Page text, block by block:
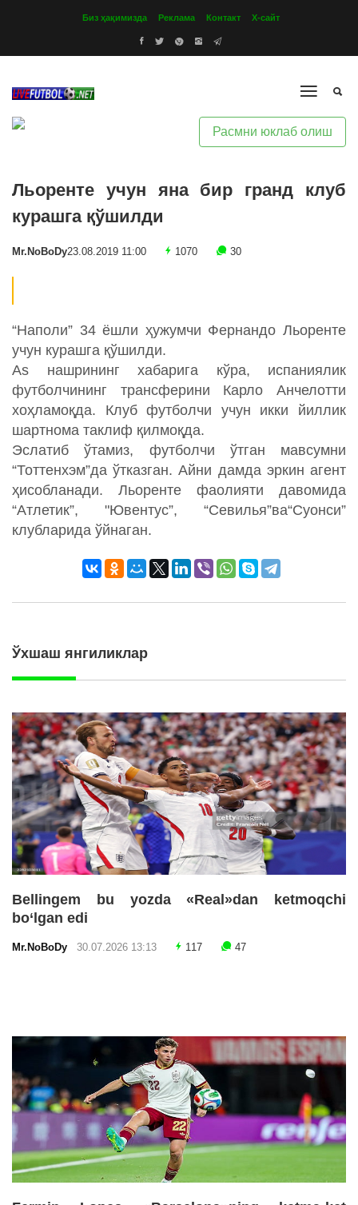
Биз ҳақимизда Реклама Контакт Х-сайт
Расмни юклаб олиш
Льоренте учун яна бир гранд клуб
курашга қўшилди
Mr.NoBoDy23.08.2019 11:00 1070 30
“Наполи” 34 ёшли ҳужумчи Фернандо Льоренте
учун курашга қўшилди.
As нашрининг хабарига кўра, испаниялик
футболчининг трансферини Карло Анчелотти
хоҳламоқда. Клуб футболчи учун икки йиллик
шартнома таклиф қилмоқда.
Эслатиб ўтамиз, футболчи ўтган мавсумни
“Тоттенхэм”да ўтказган. Айни дамда эркин агент
ҳисобланади. Льоренте фаолияти давомида
“Атлетик”, "Ювентус”, “Севилья”ва“Суонси”
клубларида ўйнаган.
Ўхшаш янгиликлар
Bellingem bu yozda «Real»dan ketmoqchi
bo‘lgan edi
Mr.NoBoDy 30.07.2026 13:13 117 47